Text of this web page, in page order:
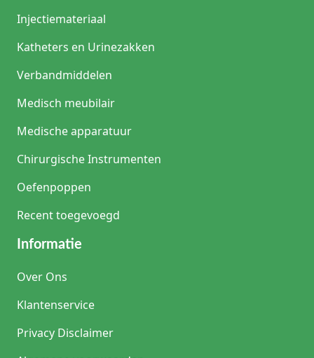
Injectiemateriaal
Katheters en Urinezakken
Verbandmiddelen
Medisch meubilair
Medische apparatuur
Chirurgische Instrumenten
Oefenpoppen
Recent toegevoegd
Informatie
Over Ons
Klantenservice
Privacy Disclaimer